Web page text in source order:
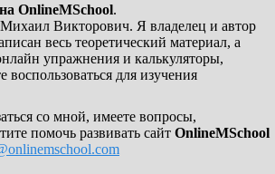
OnlineMSchool.
Викторович. Я владелец и автор
весь теоретический материал, а
упражнения и калькуляторы,
для изучения
со мной, имеете вопросы,
помочь развивать сайт OnlineMSchool